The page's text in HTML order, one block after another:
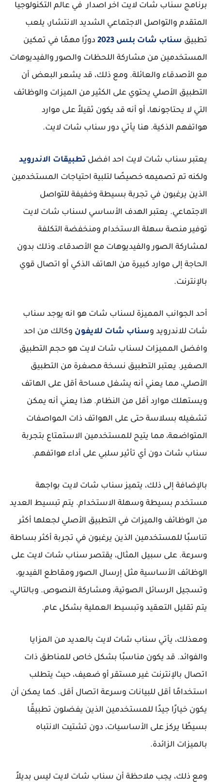
برنامج سناب شات لايت اخر اصدار في عالم التكنولوجيا
المتقدم والتواصل الاجتماعي الشديد الانتشار، يلعب
تطبيق سناب شات بلس 2023
دورًا مهمًا في تمكين
المستخدمين من مشاركة اللحظات والصور والفيديوهات
مع الأصدقاء والعائلة. ومع ذلك، قد يشعر البعض أن
التطبيق الأصلي يحتوي على الكثير من الميزات والوظائف
التي لا يحتاجونها، أو أنه قد يكون ثقيلاً على موارد
هواتفهم الذكية. هنا يأتي دور سناب شات لايت.
يعتبر سناب شات لايت احد افضل تطبيقات الاندرويد
ولكنه تم تصميمه خصيصًا لتلبية احتياجات المستخدمين
الذين يرغبون في تجربة بسيطة وخفيفة للتواصل
الاجتماعي. يعتبر الهدف الأساسي لسناب شات لايت
توفير منصة سهلة الاستخدام ومنخفضة التكلفة
لمشاركة الصور والفيديوهات مع الأصدقاء، وذلك بدون
الحاجة إلى موارد كبيرة من الهاتف الذكي أو اتصال قوي
بالإنترنت.
أحد الجوانب المميزة لسناب شات هو انه يوجد سناب
شات للاندرويد وسناب شات للايفون وكالك من احد
وافضل المميزات لسناب شات لايت هو حجم التطبيق
الصغير. يعتبر التطبيق نسخة مصغرة من التطبيق
الأصلي، مما يعني أنه يشغل مساحة أقل على الهاتف
ويستهلك موارد أقل من النظام. هذا يعني أنه يمكن
تشغيله بسلاسة حتى على الهواتف ذات المواصفات
المتواضعة، مما يتيح للمستخدمين الاستمتاع بتجربة
سناب شات دون أي تأثير سلبي على أداء هواتفهم.
بالإضافة إلى ذلك، يتميز سناب شات لايت بواجهة
مستخدم بسيطة وسهلة الاستخدام. يتم تبسيط العديد
من الوظائف والميزات في التطبيق الأصلي لجعلها أكثر
تناسبًا للمستخدمين الذين يرغبون في تجربة أكثر بساطة
وسرعة. على سبيل المثال، يقتصر سناب شات لايت على
الوظائف الأساسية مثل إرسال الصور ومقاطع الفيديو،
وتسجيل الرسائل الصوتية، ومشاركة النصوص. وبالتالي،
يتم تقليل التعقيد وتبسيط العملية بشكل عام.
ومعذلك، يأتي سناب شات لايت بالعديد من المزايا
والفوائد. قد يكون مناسبًا بشكل خاص للمناطق ذات
اتصال بالإنترنت غير مستقر أو ضعيف، حيث يتطلب
استخدامًا أقل للبيانات وسرعة اتصال أقل. كما يمكن أن
يكون خيارًا جيدًا للمستخدمين الذين يفضلون تطبيقًا
بسيطًا يركز على الأساسيات، دون تشتيت الانتباه
بالميزات الزائدة.
ومع ذلك، يجب ملاحظة أن سناب شات لايت ليس بديلاً